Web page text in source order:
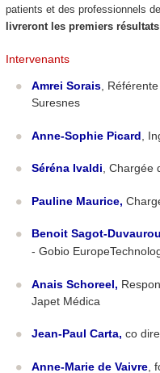
patients et des professionnels
livreront les premiers
Intervenants
Amrei Sorais,
Suresnes
Anne-Sophie Picard ,
Séréna Ivaldi, Chargée
Pauline Maurice,
Benoit Sagot-
- Gobio
Anais Schoreel,
Japet Médica
Jean-Paul Carta, co
Anne-Marie de Vaivre ,